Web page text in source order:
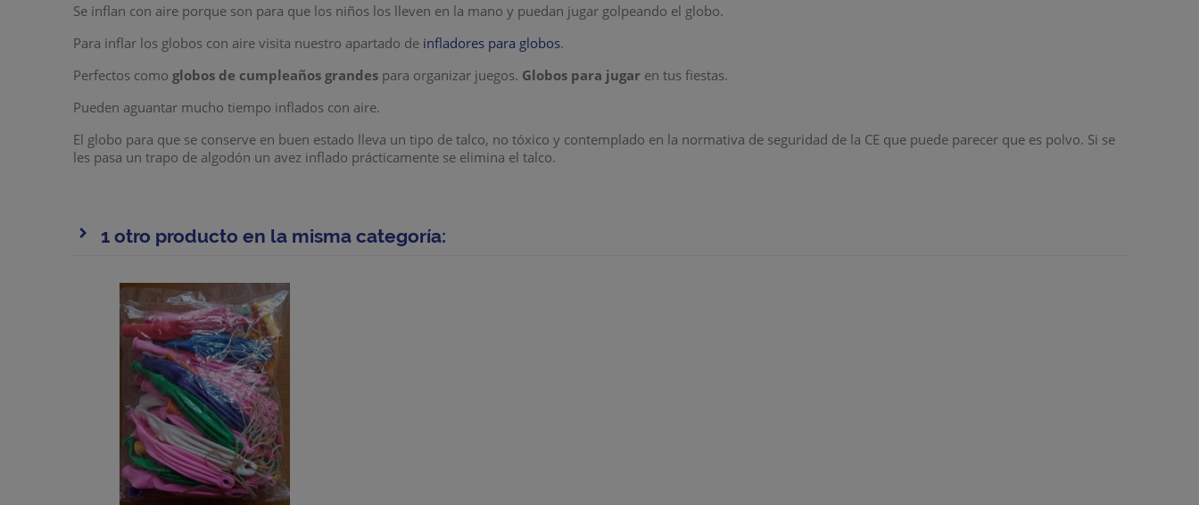
Se inflan con aire porque son para que los niños los lleven en la mano y puedan jugar golpeando el globo.
Para inflar los globos con aire visita nuestro apartado de infladores para globos.
Perfectos como globos de cumpleaños grandes para organizar juegos. Globos para jugar en tus fiestas.
Pueden aguantar mucho tiempo inflados con aire.
El globo para que se conserve en buen estado lleva un tipo de talco, no tóxico y contemplado en la normativa de seguridad de la CE que puede parecer que es polvo. Si se
les pasa un trapo de algodón un avez inflado prácticamente se elimina el talco.
1 otro producto en la misma categoría: